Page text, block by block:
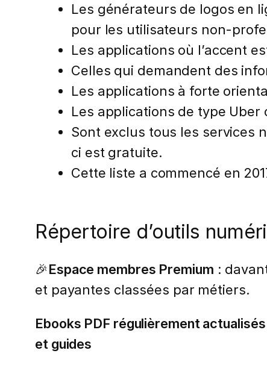
Les générateurs de logos en
pour les utilisateurs non-
Les applications où l’accent
Celles qui demandent des
Les applications à forte
Les applications de type
Sont exclus tous les services
ci est gratuite.
Cette liste a commencé en
Répertoire d’outils
🎉Espace membres Premium :
et payantes classées par métiers.
Ebooks PDF régulièrement
et guides